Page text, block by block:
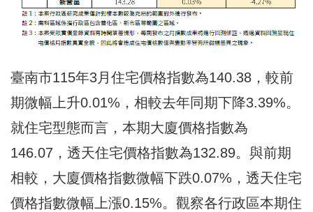
臺南市115年3月住宅價格指數為140.38，較前
期微幅上升0.01%，相較去年同期下降3.39%。
就住宅型態而言，本期大廈價格指數為
146.07，透天住宅價格指數為132.89。與前期
相較，大廈價格指數微幅下跌0.07%，透天住宅
價格指數微幅上漲0.15%。觀察各行政區本期住